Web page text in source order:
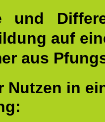
und
auf
aus
Nutzen in